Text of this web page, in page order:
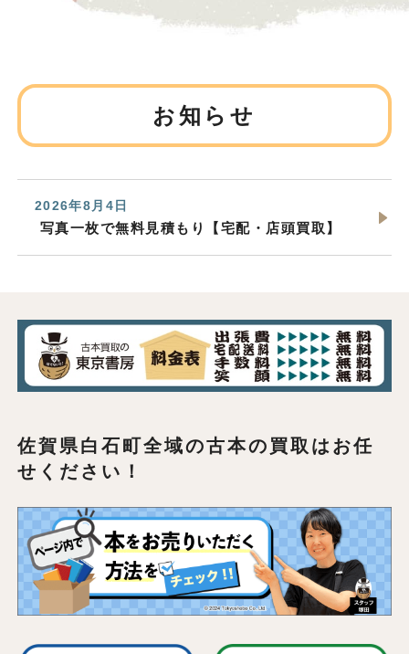
お知らせ
2026年8月4日
写真一枚で無料見積もり【宅配・店頭買取】
佐賀県白石町全域の古本の買取はお任
せください！